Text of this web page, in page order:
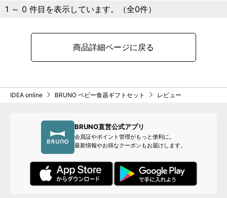
1 ～ 0 件目を表示しています。（全0件）
商品詳細ページに戻る
IDEA online BRUNO ベビー食器ギフトセット レビュー
BRUNO直営公式アプリ
会員証やポイント管理がもっと便利に。
最新情報やお得なクーポンもお届けします。